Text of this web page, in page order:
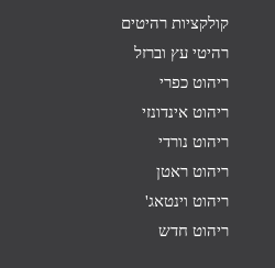
קולקציות רהיטים
רהיטי עץ וברזל
ריהוט כפרי
ריהוט אינדונזי
ריהוט נורדי
ריהוט ראטן
ריהוט וינטאג'
ריהוט חדש